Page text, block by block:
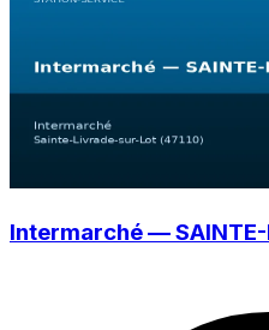
Intermarché — SAINTE-